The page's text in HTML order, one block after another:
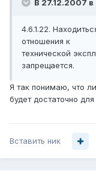
В 27.12.2007
4.6.1.22.
отношения к
технической
запрещается.
Я так понимаю, что
будет достаточно
Вставить ник